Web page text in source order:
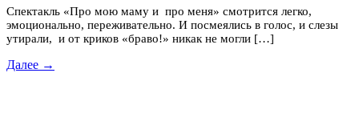
Спектакль «Про мою маму и про меня» смотрится легко,
эмоционально, переживательно. И посмеялись в голос, и слезы
утирали, и от криков «браво!» никак не могли […]
Далее →